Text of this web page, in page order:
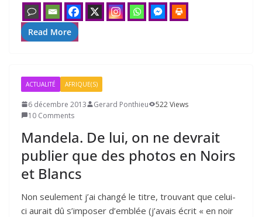
Read More
ACTUALITÉ AFRIQUE(S)
6 décembre 2013 Gerard Ponthieu
522 Views
10 Comments
Mandela. De lui, on ne devrait
publier que des photos en Noirs
et Blancs
Non seule­ment j’ai chan­gé le titre, trou­vant que celui-
ci aurait dû s’im­po­ser d’emblée (j’a­vais écrit « en noir